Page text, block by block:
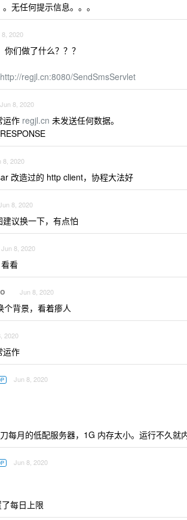
无任何提示信息。。。
2020
们做了什么？？？
http://regjl.cn:8080/SendSmsServlet
Jun 8, 2020
运作 regjl.cn 未发送任何数据。
8, 2020
改造过的 http client，协程大法好
8, 2020
议换一下，有点怕
Jun 8, 2020
看
Jun 8, 2020
个背景，看着瘆人
2020
运作
Jun 8, 2020
每月的低配服务器，1G 内存太小。运行不久就
Jun 8, 2020
每日上限